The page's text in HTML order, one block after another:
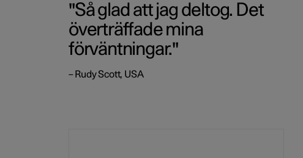
"Så glad att jag deltog. Det
överträffade mina
förväntningar."
– Rudy Scott, USA